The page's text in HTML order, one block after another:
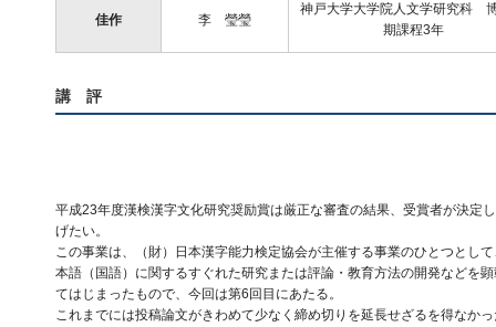
佳作 李 瑩瑩
神戸大学大学院人文学研究科
期課程3年
講 評
平成23年度漢検漢字文化研究奨励賞は厳正な審査の結果、受賞者が決定
げたい。
この事業は、（財）日本漢字能力検定協会が主催する事業のひとつとし
本語（国語）に関するすぐれた研究または評論・教育方法の開発などを
てはじまったもので、今回は第6回目にあたる。
これまでには投稿論文がきわめて少なく締め切りを延長せざるを得なか